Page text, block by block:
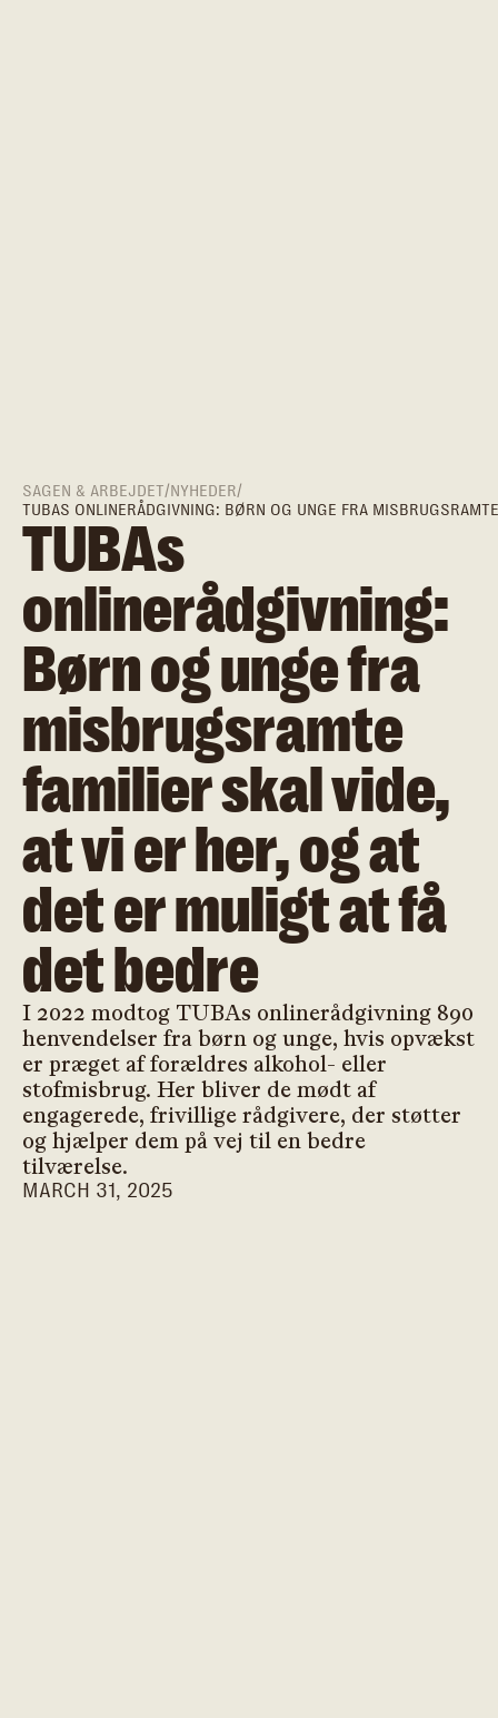
SAGEN & ARBEJDET/NYHEDER/
TUBAS ONLINERÅDGIVNING: BØRN OG UNGE FRA
TUBAs
onlinerådgivning:
Børn og unge fra
misbrugsramte
familier skal vide,
at vi er her, og at
det er muligt at få
det bedre
I 2022 modtog TUBAs onlinerådgivning 890
henvendelser fra børn og unge, hvis opvækst
er præget af forældres alkohol- eller
stofmisbrug. Her bliver de mødt af
engagerede, frivillige rådgivere, der støtter
og hjælper dem på vej til en bedre
tilværelse.
MARCH 31, 2025